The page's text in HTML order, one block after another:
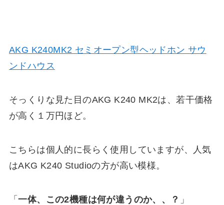
AKG K240MK2 セミオープン型ヘッドホン サウ
ンドハウス
そっくりな見た目のAKG K240 MK2は、若干価格
が高く１万円ほど。
こちらは個人的に長らく使用していますが、人気
はAKG K240 Studioの方が高い模様。
「一体、この2機種は何が違うのか、、？ 」